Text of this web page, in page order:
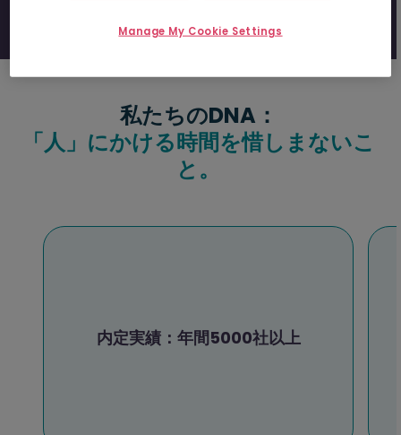
私たちのDNA：
「人」にかける時間を惜しまないこ
と。
内定実績：年間5000社以上
Manage My Cookie Settings